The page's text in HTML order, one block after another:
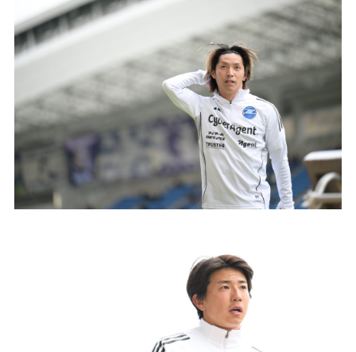
試合運営管理規程
ＦＣ町田ゼルビアアカデミー
ゼルビアフットサルパーク